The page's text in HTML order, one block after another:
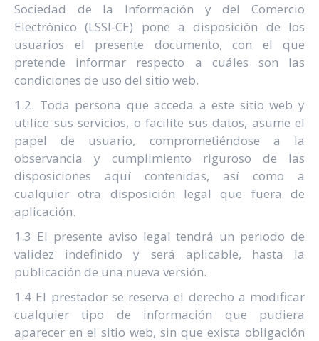
Sociedad de la Información y del Comercio
Electrónico (LSSI-CE) pone a disposición de los
usuarios el presente documento, con el que
pretende informar respecto a cuáles son las
condiciones de uso del sitio web.
1.2. Toda persona que acceda a este sitio web y
utilice sus servicios, o facilite sus datos, asume el
papel de usuario, comprometiéndose a la
observancia y cumplimiento riguroso de las
disposiciones aquí contenidas, así como a
cualquier otra disposición legal que fuera de
aplicación.
1.3 El presente aviso legal tendrá un periodo de
validez indefinido y será aplicable, hasta la
publicación de una nueva versión.
1.4 El prestador se reserva el derecho a modificar
cualquier tipo de información que pudiera
aparecer en el sitio web, sin que exista obligación